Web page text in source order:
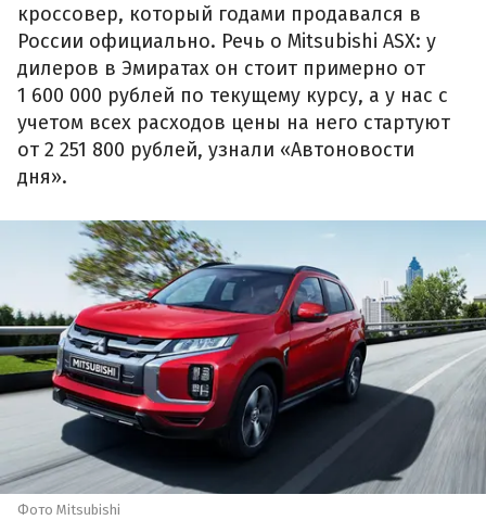
кроссовер, который годами продавался в
России официально. Речь о Mitsubishi ASX: у
дилеров в Эмиратах он стоит примерно от
1 600 000 рублей по текущему курсу, а у нас с
учетом всех расходов цены на него стартуют
от 2 251 800 рублей, узнали «Автоновости
дня».
Фото Mitsubishi